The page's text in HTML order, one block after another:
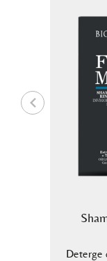
Deterge